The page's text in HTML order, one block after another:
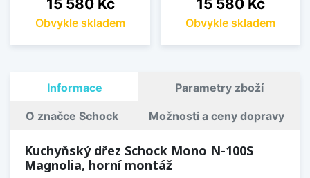
15 580 Kč
Obvykle skladem
15 580 Kč
Obvykle skladem
Informace Parametry zboží
O značce Schock Možnosti a ceny dopravy
Kuchyňský dřez Schock Mono N-100S
Magnolia, horní montáž